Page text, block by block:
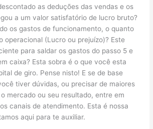
as deduções das vendas e os
a um valor satisfatório de lucro bruto?
os gastos de funcionamento, o quanto
operacional (Lucro ou prejuízo)? Este
para saldar os gastos do passo 5 e
caixa? Esta sobra é o que você esta
de giro. Pense nisto! E se de base
tiver dúvidas, ou precisar de maiores
mercado ou seu resultado, entre em
canais de atendimento. Esta é nossa
aqui para te auxiliar.